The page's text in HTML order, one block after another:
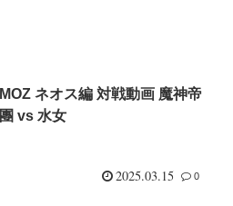
MOZ ネオス編 対戦動画 魔神帝
團 vs 水女
2025.03.15 0